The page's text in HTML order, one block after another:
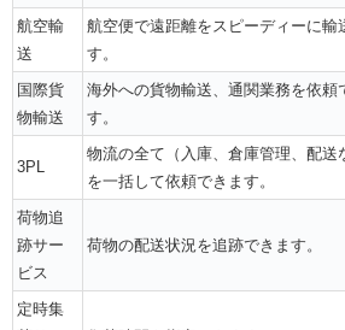
航空輸
送
航空便で遠距離をスピーディーに輸
す。
国際貨
物輸送
海外への貨物輸送、通関業務を依頼
す。
3PL
物流の全て（入庫、倉庫管理、配送
を一括して依頼できます。
荷物追
跡サー
ビス
荷物の配送状況を追跡できます。
定時集